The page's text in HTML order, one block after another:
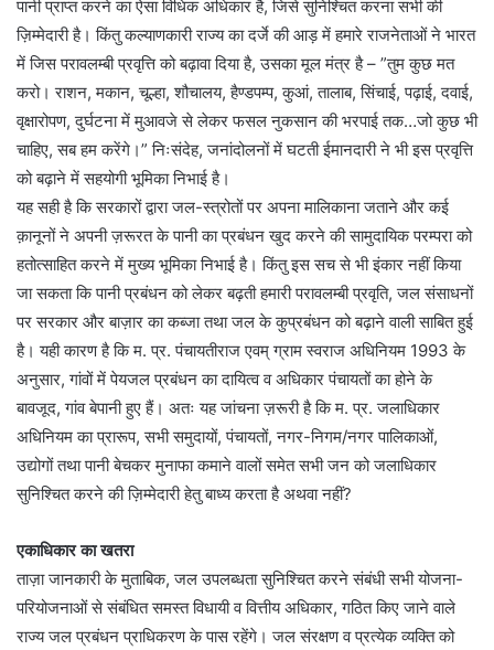
पानी प्राप्त करने का ऐसा विधिक अधिकार है, जिसे सुनिश्चित करना सभी की
ज़िम्मेदारी है। किंतु कल्याणकारी राज्य का दर्जे की आड़ में हमारे राजनेताओं ने भारत
में जिस परावलम्बी प्रवृत्ति को बढ़ावा दिया है, उसका मूल मंत्र है – ”तुम कुछ मत
करो। राशन, मकान, चूल्हा, शौचालय, हैण्डपम्प, कुआं, तालाब, सिंचाई, पढ़ाई, दवाई,
वृक्षारोपण, दुर्घटना में मुआवजे से लेकर फसल नुकसान की भरपाई तक…जो कुछ भी
चाहिए, सब हम करेंगे।” निःसंदेह, जनांदोलनों में घटती ईमानदारी ने भी इस प्रवृत्ति
को बढ़ाने में सहयोगी भूमिका निभाई है।
यह सही है कि सरकारों द्वारा जल-स्त्रोतों पर अपना मालिकाना जताने और कई
क़ानूनों ने अपनी ज़रूरत के पानी का प्रबंधन खुद करने की सामुदायिक परम्परा को
हतोत्साहित करने में मुख्य भूमिका निभाई है। किंतु इस सच से भी इंकार नहीं किया
जा सकता कि पानी प्रबंधन को लेकर बढ़ती हमारी परावलम्बी प्रवृति, जल संसाधनों
पर सरकार और बाज़ार का कब्जा तथा जल के कुप्रबंधन को बढ़ाने वाली साबित हुई
है। यही कारण है कि म. प्र. पंचायतीराज एवम् ग्राम स्वराज अधिनियम 1993 के
अनुसार, गांवों में पेयजल प्रबंधन का दायित्व व अधिकार पंचायतों का होने के
बावजूद, गांव बेपानी हुए हैं। अतः यह जांचना ज़रूरी है कि म. प्र. जलाधिकार
अधिनियम का प्रारूप, सभी समुदायों, पंचायतों, नगर-निगम/नगर पालिकाओं,
उद्योगों तथा पानी बेचकर मुनाफा कमाने वालों समेत सभी जन को जलाधिकार
सुनिश्चित करने की ज़िम्मेदारी हेतु बाध्य करता है अथवा नहीं?
एकाधिकार का खतरा
ताज़ा जानकारी के मुताबिक, जल उपलब्धता सुनिश्चित करने संबंधी सभी योजना-
परियोजनाओं से संबंधित समस्त विधायी व वित्तीय अधिकार, गठित किए जाने वाले
राज्य जल प्रबंधन प्राधिकरण के पास रहेंगे। जल संरक्षण व प्रत्येक व्यक्ति को